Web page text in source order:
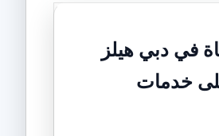
في دبي هيلز
خدمات